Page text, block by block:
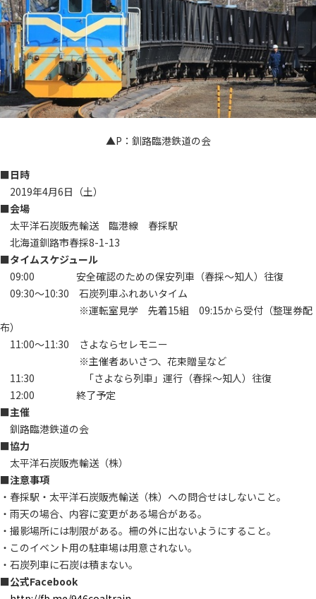
▲P：釧路臨港鉄道の会
■日時
2019年4月6日（土）
■会場
太平洋石炭販売輸送 臨港線 春採駅
北海道釧路市春採8-1-13
■タイムスケジュール
09:00 安全確認のための保安列車（春採～知人）往復
09:30～10:30 石炭列車ふれあいタイム
※運転室見学 先着15組 09:15から受付（整理券配
布）
11:00〜11:30 さよならセレモニー
※主催者あいさつ、花束贈呈など
11:30 「さよなら列車」運行（春採～知人）往復
12:00 終了予定
■主催
釧路臨港鉄道の会
■協力
太平洋石炭販売輸送（株）
■注意事項
・春採駅・太平洋石炭販売輸送（株）への問合せはしないこと。
・雨天の場合、内容に変更がある場合がある。
・撮影場所には制限がある。柵の外に出ないようにすること。
・このイベント用の駐車場は用意されない。
・石炭列車に石炭は積まない。
■公式Facebook